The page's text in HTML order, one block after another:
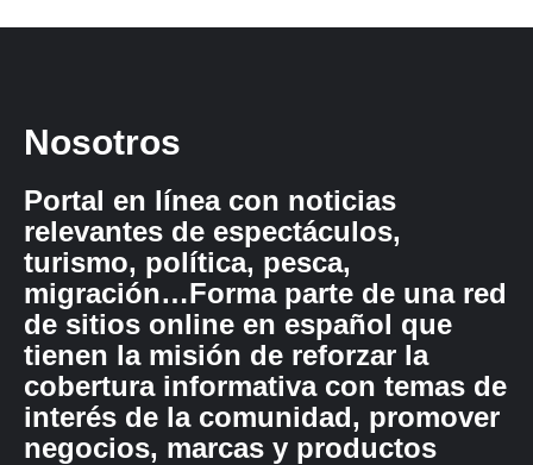
Nosotros
Portal en línea con noticias
relevantes de espectáculos,
turismo, política, pesca,
migración…Forma parte de una red
de sitios online en español que
tienen la misión de reforzar la
cobertura informativa con temas de
interés de la comunidad, promover
negocios, marcas y productos